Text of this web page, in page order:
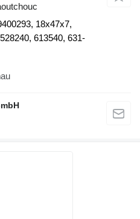
18x47x7,
613540, 631-